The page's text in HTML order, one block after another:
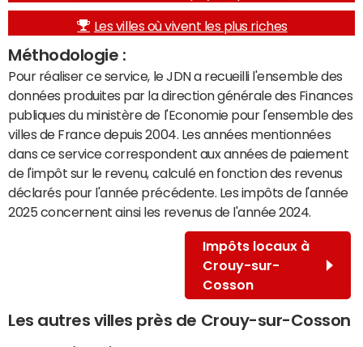
Les villes où vivent les plus riches
Méthodologie :
Pour réaliser ce service, le JDN a recueilli l'ensemble des
données produites par la direction générale des Finances
publiques du ministère de l'Economie pour l'ensemble des
villes de France depuis 2004. Les années mentionnées
dans ce service correspondent aux années de paiement
de l'impôt sur le revenu, calculé en fonction des revenus
déclarés pour l'année précédente. Les impôts de l'année
2025 concernent ainsi les revenus de l'année 2024.
Impôts locaux à
Crouy-sur-
Cosson
Les autres villes près de Crouy-sur-Cosson